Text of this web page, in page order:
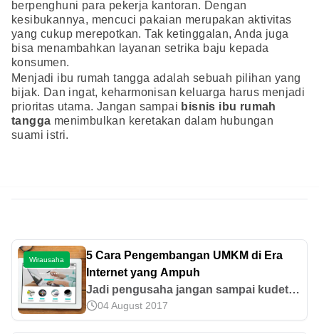
berpenghuni para pekerja kantoran. Dengan
kesibukannya, mencuci pakaian merupakan aktivitas
yang cukup merepotkan. Tak ketinggalan, Anda juga
bisa menambahkan layanan setrika baju kepada
konsumen.
Menjadi ibu rumah tangga adalah sebuah pilihan yang
bijak. Dan ingat, keharmonisan keluarga harus menjadi
prioritas utama. Jangan sampai bisnis ibu rumah
tangga menimbulkan keretakan dalam hubungan
suami istri.
Wirausaha
5 Cara Pengembangan UMKM di Era
Internet yang Ampuh
Jadi pengusaha jangan sampai kudet,
apalagi di era internet seperti sekarang.
Ini 5 tips manjur pengembangan UMKM
04 August 2017